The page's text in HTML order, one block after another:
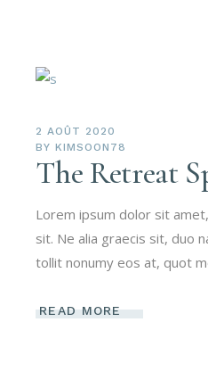
2 AOÛT 2020
BY KIMSOON78
The Retreat
Lorem ipsum dolor sit
sit. Ne alia graecis sit, duo
tollit nonumy eos at, quot
READ MORE